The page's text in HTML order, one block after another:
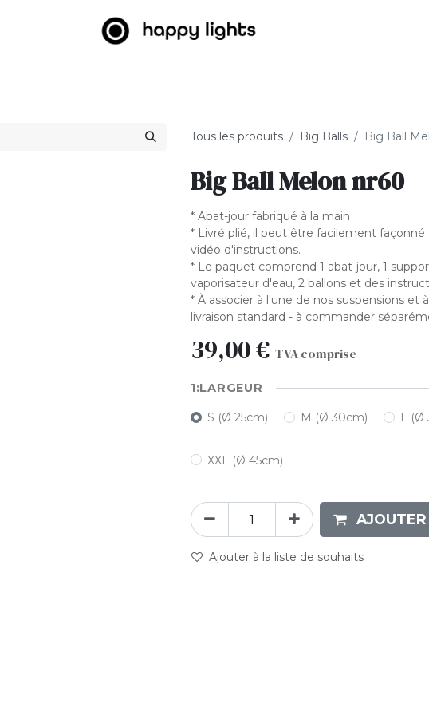
Tous les produits Big Balls Big Ball
Big Ball Melon nr60
* Abat-jour fabriqué à la main
* Livré plié, il peut être facilement façonné
vidéo d'instructions.
* Le paquet comprend 1 abat-jour, 1
vaporisateur d'eau, 2 ballons et des
* À associer à l'une de nos suspensions et
livraison standard - à commander
39,00€ TVA comprise
LARGEUR
S (Ø 25cm) M (Ø 30cm) L (Ø
XXL (Ø 45cm)
Ajouter à la liste de souhaits